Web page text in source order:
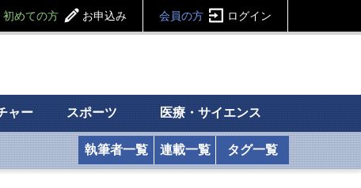
初めての方 お申込み 会員の方 ログイン
ャー スポーツ 医療・サイエンス
執筆者一覧 連載一覧 タグ一覧